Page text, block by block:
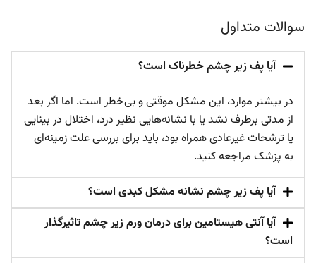
سوالات متداول
آیا پف زیر چشم خطرناک است؟
در بیشتر موارد، این مشکل موقتی و بی‌خطر است. اما اگر بعد
از مدتی برطرف نشد یا با نشانه‌هایی نظیر درد، اختلال در بینایی
یا ترشحات غیرعادی همراه بود، باید برای بررسی علت زمینه‌ای
به پزشک مراجعه کنید.
آیا پف زیر چشم نشانه مشکل کبدی است؟
آیا آنتی هیستامین برای درمان ورم زیر چشم تاثیرگذار
است؟